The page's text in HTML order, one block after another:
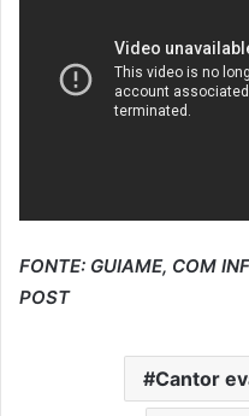
FONTE: GUIAME, COM
POST
Cantor